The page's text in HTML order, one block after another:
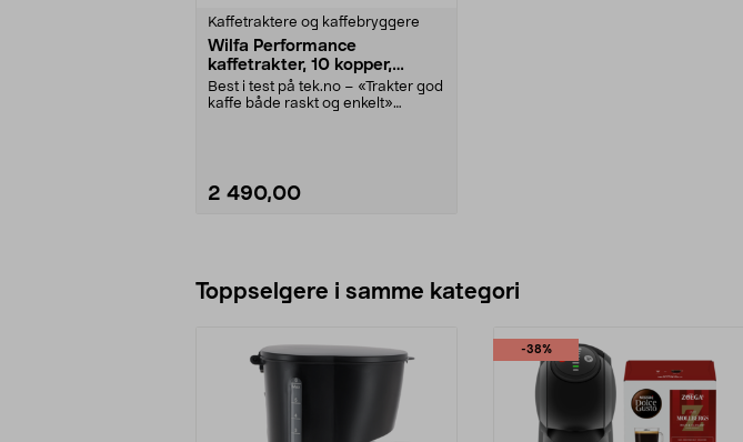
Kaffetraktere og kaffebryggere
Wilfa Performance
kaffetrakter, 10 kopper,
CM7T-125
Best i test på tek.no – «Trakter god
kaffe både raskt og enkelt»
2 490,00
Toppselgere i samme kategori
-38%